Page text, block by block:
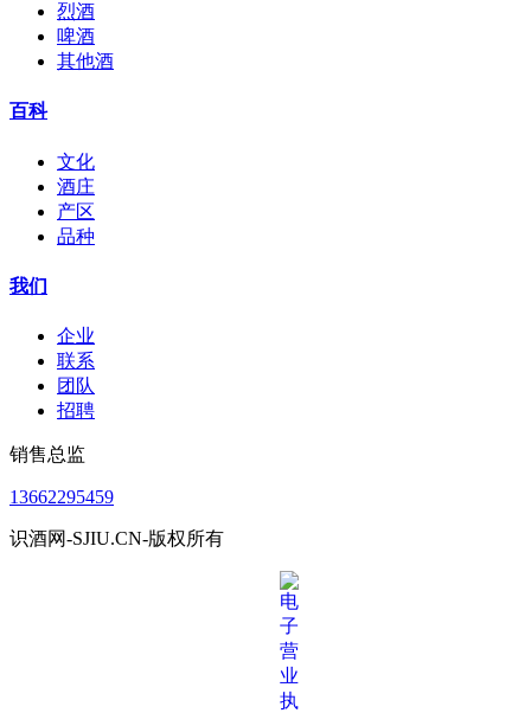
烈酒
啤酒
其他酒
百科
文化
酒庄
产区
品种
我们
企业
联系
团队
招聘
销售总监
13662295459
识酒网-SJIU.CN-版权所有